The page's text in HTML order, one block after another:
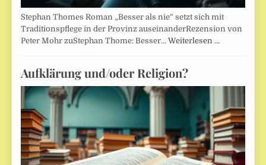
Stephan Thomes Roman „Besser als nie“ setzt sich mit
Traditionspflege in der Provinz auseinanderRezension von
Peter Mohr zuStephan Thome: Besser…Weiterlesen …
Aufklärung und/oder Religion?